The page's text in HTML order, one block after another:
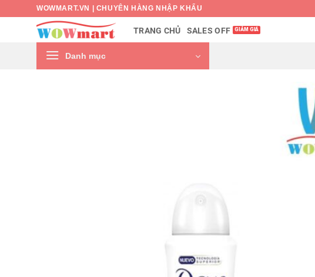
WOWMART.VN | CHUYÊN HÀNG NHẬP KHẨU
TRANG CHỦ SALES OFF
Danh mục